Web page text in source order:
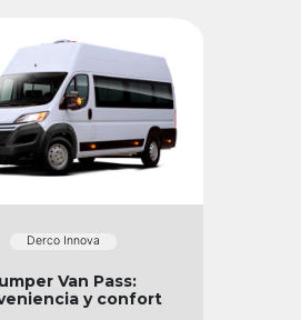
Derco Innova
Van Pass:
y confort